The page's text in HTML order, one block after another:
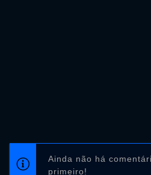
Ainda não há
primeiro!